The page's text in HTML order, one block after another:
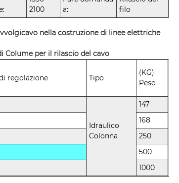
2100
a:
filo
nella costruzione di linee elettriche
Colume per il rilascio del cavo
regolazione
Tipo
(KG)
Peso
Idraulico
Colonna
147
168
250
500
1000